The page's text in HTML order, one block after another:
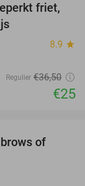
32%
friet,
8.9 star
Regulier €36,50
€25
of